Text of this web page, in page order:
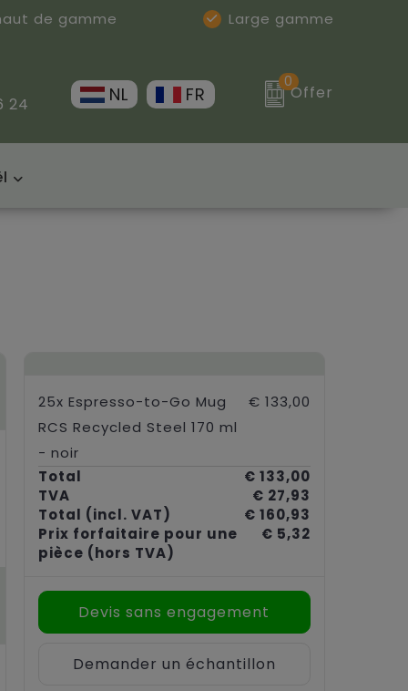
de gamme
Large gamme
24 NL FR
0
Offer
25x Espresso-to-Go Mug
RCS Recycled Steel 170 ml
- noir
€ 133,00
Total
€ 133,00
TVA
€ 27,93
Total (incl. VAT)
€ 160,93
Prix forfaitaire pour une
pièce (hors TVA)
€ 5,32
Devis sans engagement
Demander un échantillon